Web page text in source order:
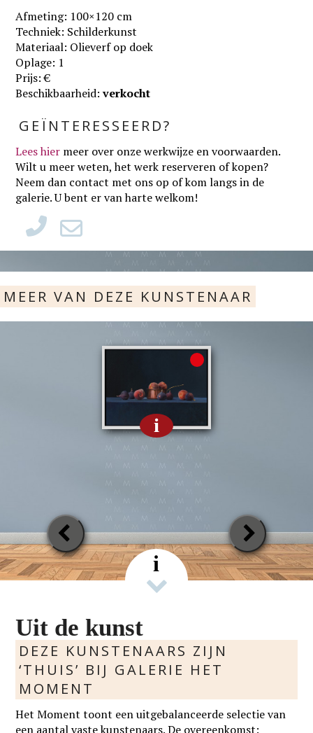
Afmeting: 100×120 cm
Techniek: Schilderkunst
Materiaal: Olieverf op doek
Oplage: 1
Prijs: €
Beschikbaarheid:verkocht
GEÏNTERESSEERD?
Lees hier meer over onze werkwijze en voorwaarden.
Wilt u meer weten, het werk reserveren of kopen?
Neem dan contact met ons op of kom langs in de
galerie. U bent er van harte welkom!
MEER VAN DEZE KUNSTENAAR
i
Previous
Slide
Next
Slide
i
Uit de kunst
DEZE KUNSTENAARS ZIJN
‘THUIS’ BIJ GALERIE HET
MOMENT
Het Moment toont een uitgebalanceerde selectie van
een aantal vaste kunstenaars. De overeenkomst: